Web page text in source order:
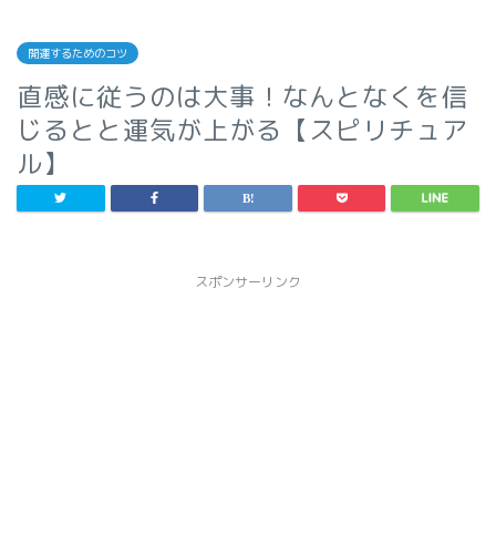
開運するためのコツ
直感に従うのは大事！なんとなくを信
じるとと運気が上がる【スピリチュア
ル】
スポンサーリンク